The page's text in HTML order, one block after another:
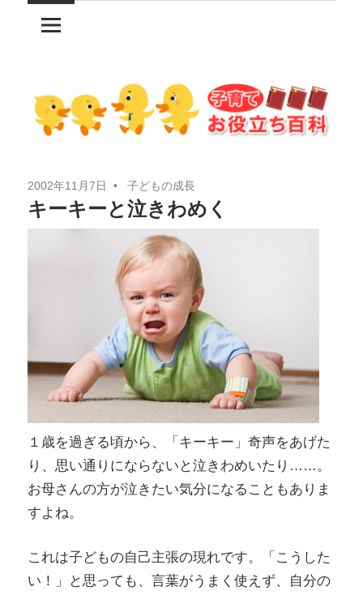
ツ
へ
ッ
プ
2002年11月7日 子どもの成長
キーキーと泣きわめく
１歳を過ぎる頃から、「キーキー」奇声をあげた
り、思い通りにならないと泣きわめいたり……。
お母さんの方が泣きたい気分になることもありま
すよね。
これは子どもの自己主張の現れです。「こうした
い！」と思っても、言葉がうまく使えず、自分の